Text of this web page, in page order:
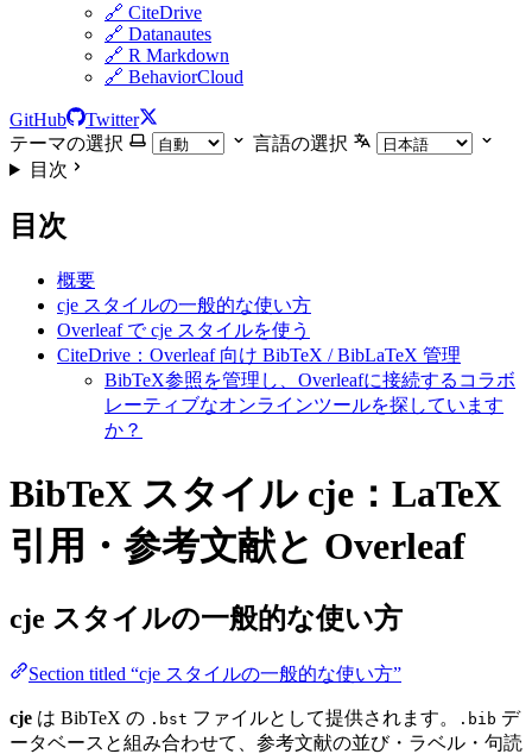
🔗 CiteDrive
🔗 Datanautes
🔗 R Markdown
🔗 BehaviorCloud
GitHub
Twitter
テーマの選択
言語の選択
目次
目次
概要
cje スタイルの一般的な使い方
Overleaf で cje スタイルを使う
CiteDrive：Overleaf 向け BibTeX / BibLaTeX 管理
BibTeX参照を管理し、Overleafに接続するコラボ
レーティブなオンラインツールを探しています
か？
BibTeX スタイル cje：LaTeX
引用・参考文献と Overleaf
cje スタイルの一般的な使い方
Section titled “cje スタイルの一般的な使い方”
cje は BibTeX の .bst ファイルとして提供されます。 .bib デ
ータベースと組み合わせて、参考文献の並び・ラベル・句読